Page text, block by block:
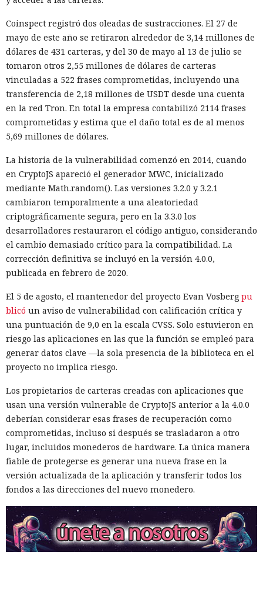
Coinspect registró dos oleadas de sustracciones. El 27 de
mayo de este año se retiraron alrededor de 3,14 millones de
dólares de 431 carteras, y del 30 de mayo al 13 de julio se
tomaron otros 2,55 millones de dólares de carteras
vinculadas a 522 frases comprometidas, incluyendo una
transferencia de 2,18 millones de USDT desde una cuenta
en la red Tron. En total la empresa contabilizó 2114 frases
comprometidas y estima que el daño total es de al menos
5,69 millones de dólares.
La historia de la vulnerabilidad comenzó en 2014, cuando
en CryptoJS apareció el generador MWC, inicializado
mediante Math.random(). Las versiones 3.2.0 y 3.2.1
cambiaron temporalmente a una aleatoriedad
criptográficamente segura, pero en la 3.3.0 los
desarrolladores restauraron el código antiguo, considerando
el cambio demasiado crítico para la compatibilidad. La
corrección definitiva se incluyó en la versión 4.0.0,
publicada en febrero de 2020.
El 5 de agosto, el mantenedor del proyecto Evan Vosberg pu
blicó un aviso de vulnerabilidad con calificación crítica y
una puntuación de 9,0 en la escala CVSS. Solo estuvieron en
riesgo las aplicaciones en las que la función se empleó para
generar datos clave —la sola presencia de la biblioteca en el
proyecto no implica riesgo.
Los propietarios de carteras creadas con aplicaciones que
usan una versión vulnerable de CryptoJS anterior a la 4.0.0
deberían considerar esas frases de recuperación como
comprometidas, incluso si después se trasladaron a otro
lugar, incluidos monederos de hardware. La única manera
fiable de protegerse es generar una nueva frase en la
versión actualizada de la aplicación y transferir todos los
fondos a las direcciones del nuevo monedero.